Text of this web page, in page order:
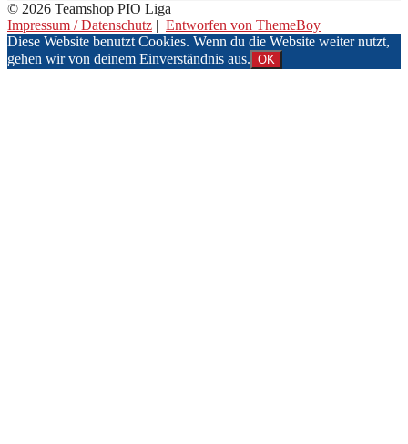
© 2026 Teamshop PIO Liga
Impressum / Datenschutz | Entworfen von ThemeBoy
Diese Website benutzt Cookies. Wenn du die Website weiter nutzt,
gehen wir von deinem Einverständnis aus. OK